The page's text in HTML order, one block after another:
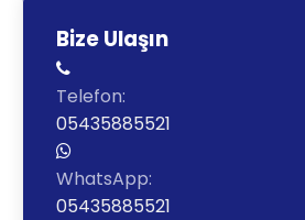
Bize Ulaşın
Telefon:
05435885521
WhatsApp:
05435885521